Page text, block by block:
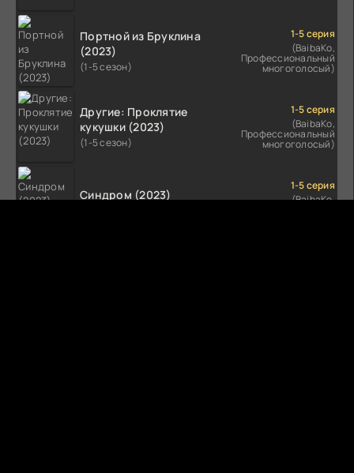
Портной из Бруклина
(2023)
(1-5 сезон)
1-5 серия
(BaibaKo,
Профессиональный
многоголосый)
Другие: Проклятие
кукушки (2023)
(1-5 сезон)
1-5 серия
(BaibaKo,
Профессиональный
многоголосый)
Синдром (2023)
1-5 серия
(BaibaKo,